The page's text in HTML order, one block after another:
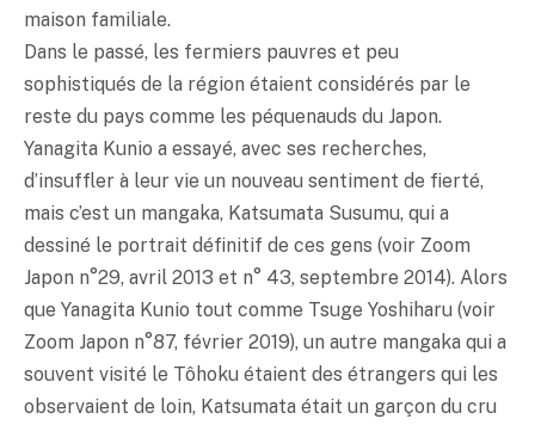
maison familiale.
Dans le passé, les fermiers pauvres et peu
sophistiqués de la région étaient considérés par le
reste du pays comme les péquenauds du Japon.
Yanagita Kunio a essayé, avec ses recherches,
d’insuffler à leur vie un nouveau sentiment de fierté,
mais c’est un mangaka, Katsumata Susumu, qui a
dessiné le portrait définitif de ces gens (voir Zoom
Japon n°29, avril 2013 et n° 43, septembre 2014). Alors
que Yanagita Kunio tout comme Tsuge Yoshiharu (voir
Zoom Japon n°87, février 2019), un autre mangaka qui a
souvent visité le Tôhoku étaient des étrangers qui les
observaient de loin, Katsumata était un garçon du cru